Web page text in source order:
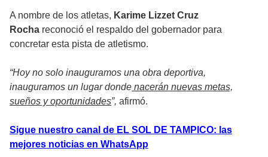
A nombre de los atletas, Karime Lizzet Cruz
Rocha reconoció el respaldo del gobernador para
concretar esta pista de atletismo.
“Hoy no solo inauguramos una obra deportiva,
inauguramos un lugar donde nacerán nuevas metas,
sueños y oportunidades”, afirmó.
Sigue nuestro canal de EL SOL DE TAMPICO: las
mejores noticias en WhatsApp